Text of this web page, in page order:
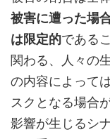
被害に遭った場
は限定的である
関わる、人々の
の内容によって
スクとなる場合
影響が生じるシ